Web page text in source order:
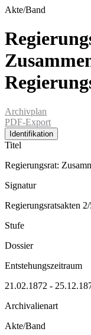
Akte/Band
Archivplan
PDF-Export
Identifikation
Titel
Regierungsrat:
Signatur
Regierungsratsakten
Stufe
Dossier
Entstehungszeitraum
21.02.1872 -
Archivalienart
Akte/Band